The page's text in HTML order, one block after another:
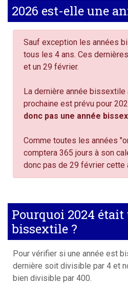
2026 est-elle une
Sauf exception les années
tous les 4 ans. Ces
et un 29 février.
La dernière année bissextile
prochaine est prévu pour
donc pas une année
Comme toutes les années
comptera 365 jours à son
donc pas de 29 février cette
Pourquoi 2024 était
bissextile ?
Pour vérifier si une année est
dernière soit divisible par 4 et
bien divisible par 400.